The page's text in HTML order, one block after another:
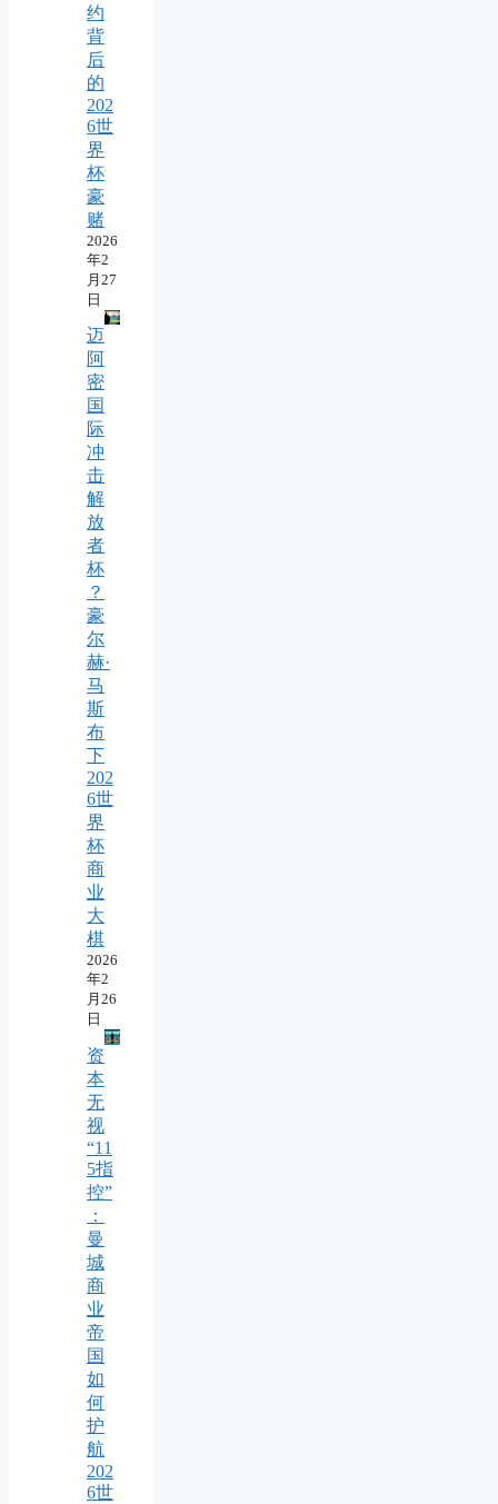
约
背
后
的
202
6世
界
杯
豪
赌
2026
年2
月27
日
迈
阿
密
国
际
冲
击
解
放
者
杯
？
豪
尔
赫·
马
斯
布
下
202
6世
界
杯
商
业
大
棋
2026
年2
月26
日
资
本
无
视
“11
5指
控”
：
曼
城
商
业
帝
国
如
何
护
航
202
6世